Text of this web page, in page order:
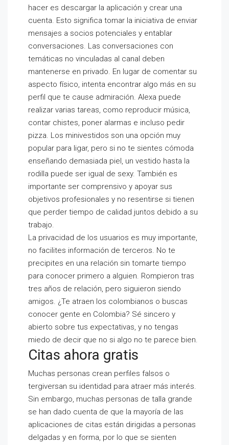
hacer es descargar la aplicación y crear una
cuenta. Esto significa tomar la iniciativa de enviar
mensajes a socios potenciales y entablar
conversaciones. Las conversaciones con
temáticas no vinculadas al canal deben
mantenerse en privado. En lugar de comentar su
aspecto físico, intenta encontrar algo más en su
perfil que te cause admiración. Alexa puede
realizar varias tareas, como reproducir música,
contar chistes, poner alarmas e incluso pedir
pizza. Los minivestidos son una opción muy
popular para ligar, pero si no te sientes cómoda
enseñando demasiada piel, un vestido hasta la
rodilla puede ser igual de sexy. También es
importante ser comprensivo y apoyar sus
objetivos profesionales y no resentirse si tienen
que perder tiempo de calidad juntos debido a su
trabajo.
La privacidad de los usuarios es muy importante,
no facilites información de terceros. No te
precipites en una relación sin tomarte tiempo
para conocer primero a alguien. Rompieron tras
tres años de relación, pero siguieron siendo
amigos. ¿Te atraen los colombianos o buscas
conocer gente en Colombia? Sé sincero y
abierto sobre tus expectativas, y no tengas
miedo de decir que no si algo no te parece bien.
Citas ahora gratis
Muchas personas crean perfiles falsos o
tergiversan su identidad para atraer más interés.
Sin embargo, muchas personas de talla grande
se han dado cuenta de que la mayoría de las
aplicaciones de citas están dirigidas a personas
delgadas y en forma, por lo que se sienten